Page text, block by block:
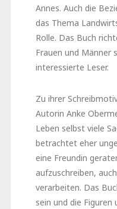
Annes. Auch die
das Thema
Rolle. Das Buch
Frauen und Männer
interessierte Leser.
Zu ihrer
Autorin Anke
Leben selbst viele
betrachtet eher
eine Freundin
aufzuschreiben,
verarbeiten. Das
sein und die Figuren